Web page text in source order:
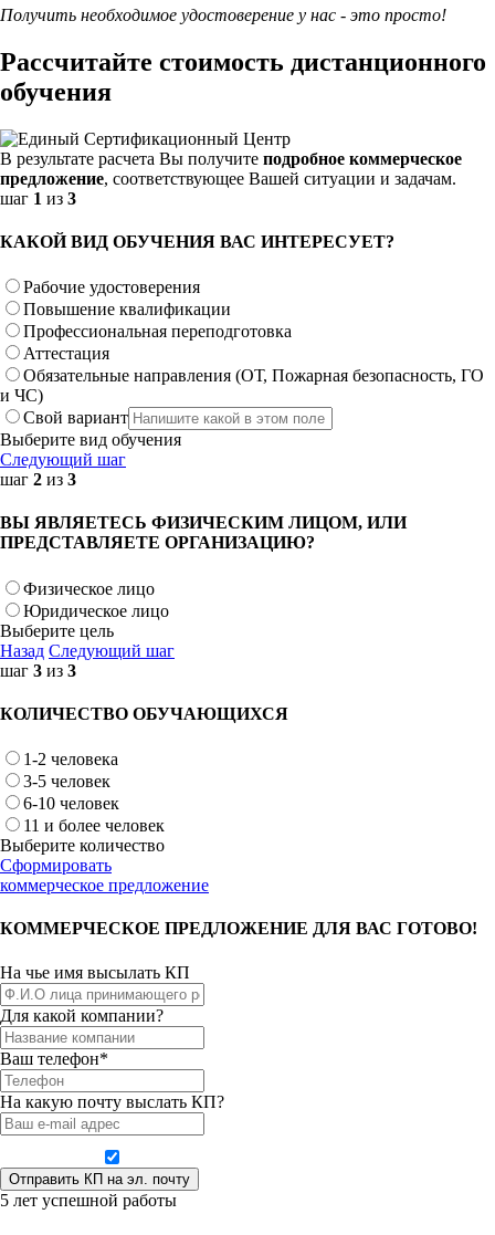
Получить необходимое удостоверение у нас - это просто!
Рассчитайте стоимость дистанционного
обучения
В результате расчета Вы получите подробное коммерческое
предложение, соответствующее Вашей ситуации и задачам.
шаг 1 из 3
КАКОЙ ВИД ОБУЧЕНИЯ ВАС ИНТЕРЕСУЕТ?
Рабочие удостоверения
Повышение квалификации
Профессиональная переподготовка
Аттестация
Обязательные направления (ОТ, Пожарная безопасность, ГО
и ЧС)
Свой вариант
Выберите вид обучения
Следующий шаг
шаг 2 из 3
ВЫ ЯВЛЯЕТЕСЬ ФИЗИЧЕСКИМ ЛИЦОМ, ИЛИ
ПРЕДСТАВЛЯЕТЕ ОРГАНИЗАЦИЮ?
Физическое лицо
Юридическое лицо
Выберите цель
Назад Следующий шаг
шаг 3 из 3
КОЛИЧЕСТВО ОБУЧАЮЩИХСЯ
1-2 человека
3-5 человек
6-10 человек
11 и более человек
Выберите количество
Сформировать
коммерческое предложение
КОММЕРЧЕСКОЕ ПРЕДЛОЖЕНИЕ ДЛЯ ВАС ГОТОВО!
На чье имя высылать КП
Для какой компании?
Ваш телефон*
На какую почту выслать КП?
5 лет успешной работы